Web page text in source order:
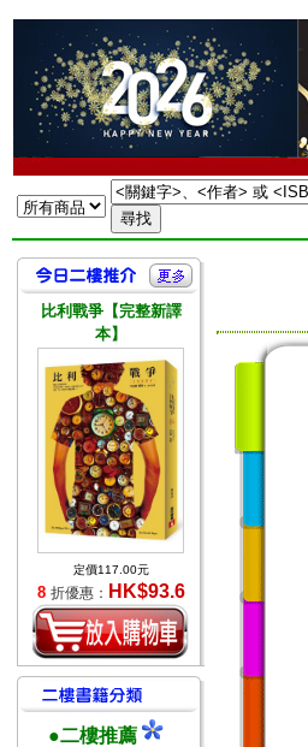
比利戰爭【完整新譯
本】
定價117.00元
8 折優惠： HK$93.6
●二樓推薦